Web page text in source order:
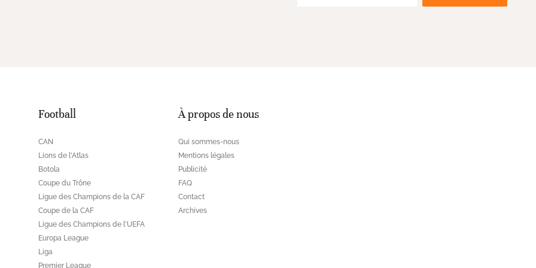
Football
CAN
Lions de l'Atlas
Botola
Coupe du Trône
Ligue des Champions de la CAF
Coupe de la CAF
Ligue des Champions de l'UEFA
Europa League
Liga
Premier League
À propos de nous
Qui sommes-nous
Mentions légales
Publicité
FAQ
Contact
Archives